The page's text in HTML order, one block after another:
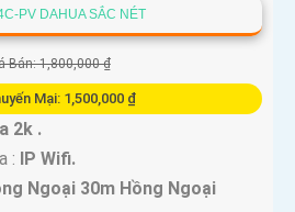
PV DAHUA SẮC NÉT
Bán: 1,800,000 ₫
Mại: 1,500,000 ₫
2k .
:
IP Wifi.
Ngoại 30m Hồng Ngoại